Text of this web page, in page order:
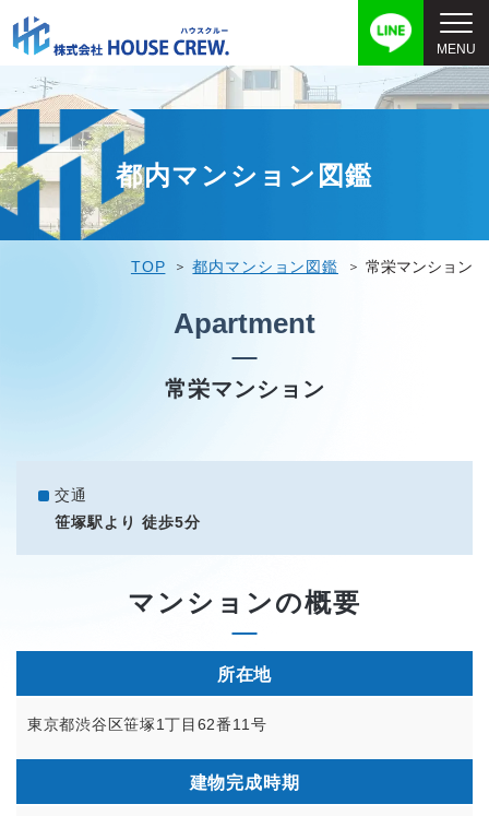
都内マンション図鑑
TOP 都内マンション図鑑 常栄マンション
Apartment
常栄マンション
交通
笹塚駅より 徒歩5分
マンションの概要
所在地
東京都渋谷区笹塚1丁目62番11号
建物完成時期